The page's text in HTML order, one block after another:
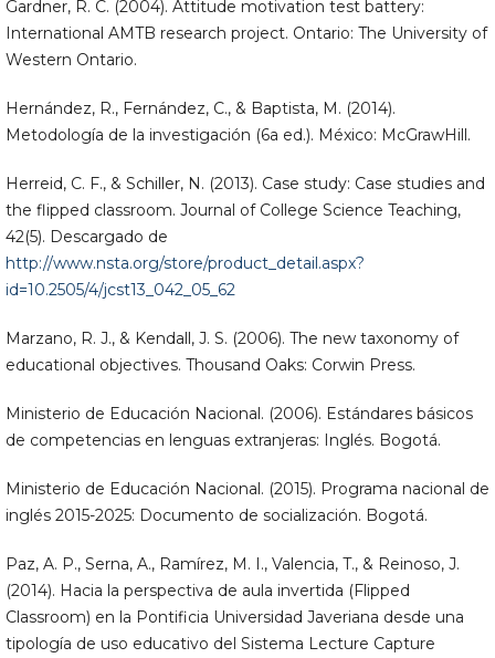
Gardner, R. C. (2004). Attitude motivation test battery:
International AMTB research project. Ontario: The University of
Western Ontario.
Hernández, R., Fernández, C., & Baptista, M. (2014).
Metodología de la investigación (6a ed.). México: McGrawHill.
Herreid, C. F., & Schiller, N. (2013). Case study: Case studies and
the flipped classroom. Journal of College Science Teaching,
42(5). Descargado de
http://www.nsta.org/store/product_detail.aspx?
id=10.2505/4/jcst13_042_05_62
Marzano, R. J., & Kendall, J. S. (2006). The new taxonomy of
educational objectives. Thousand Oaks: Corwin Press.
Ministerio de Educación Nacional. (2006). Estándares básicos
de competencias en lenguas extranjeras: Inglés. Bogotá.
Ministerio de Educación Nacional. (2015). Programa nacional de
inglés 2015-2025: Documento de socialización. Bogotá.
Paz, A. P., Serna, A., Ramírez, M. I., Valencia, T., & Reinoso, J.
(2014). Hacia la perspectiva de aula invertida (Flipped
Classroom) en la Pontificia Universidad Javeriana desde una
tipología de uso educativo del Sistema Lecture Capture